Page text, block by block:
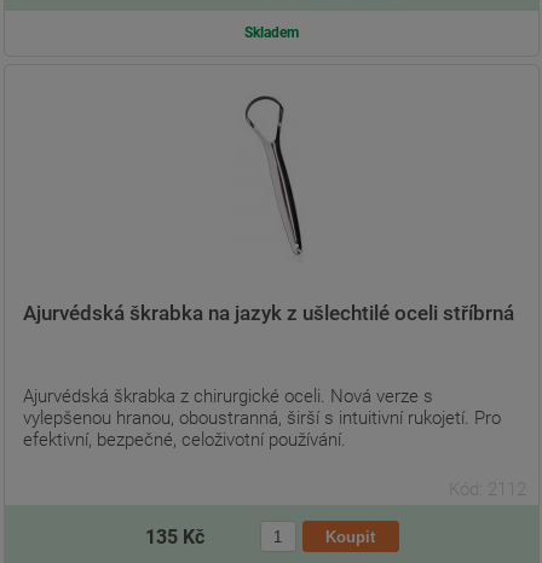
Skladem
Ajurvédská škrabka na jazyk z ušlechtilé oceli stříbrná
Ajurvédská škrabka z chirurgické oceli. Nová verze s
vylepšenou hranou, oboustranná, širší s intuitivní rukojetí. Pro
efektivní, bezpečné, celoživotní používání.
Kód: 2112
135 Kč